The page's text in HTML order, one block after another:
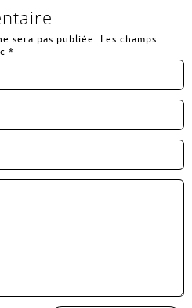
sera pas publiée. Les champs
*